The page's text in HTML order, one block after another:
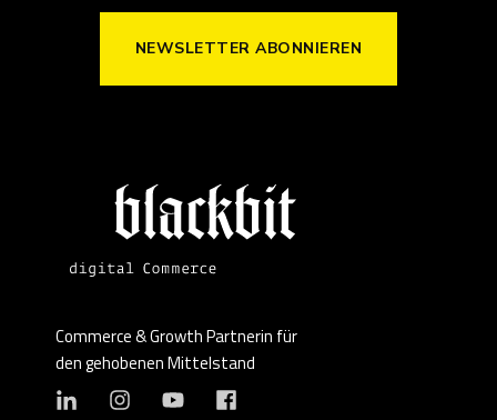
NEWSLETTER ABONNIEREN
Commerce & Growth Partnerin für
den gehobenen Mittelstand